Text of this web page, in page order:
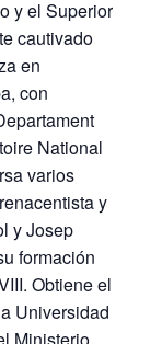
y el Superior
cautivado
en
con
National
varios
y
y Josep
formación
Obtiene el
Universidad
Ministerio